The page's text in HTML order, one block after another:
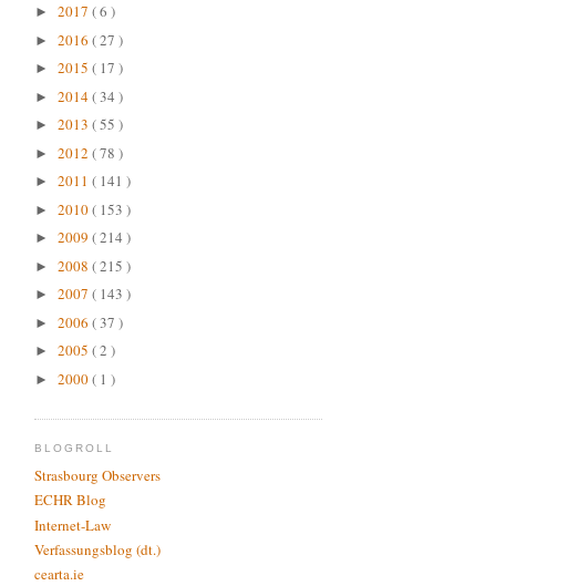
► 2017 ( 6 )
► 2016 ( 27 )
► 2015 ( 17 )
► 2014( 34 )
► 2013 ( 55 )
► 2012 ( 78 )
► 2011 ( 141 )
► 2010( 153 )
► 2009 ( 214 )
► 2008 ( 215 )
► 2007 ( 143 )
► 2006 ( 37 )
► 2005 ( 2 )
► 2000( 1 )
BLOGROLL
Strasbourg Observers
ECHR Blog
Internet-Law
Verfassungsblog (dt.)
cearta.ie